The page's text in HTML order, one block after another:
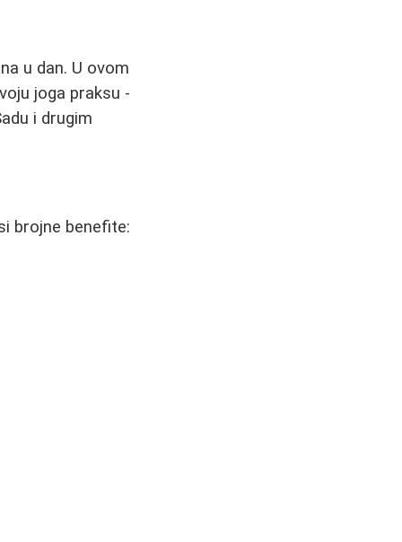
u dan. U ovom
joga praksu -
i drugim
brojne benefite: